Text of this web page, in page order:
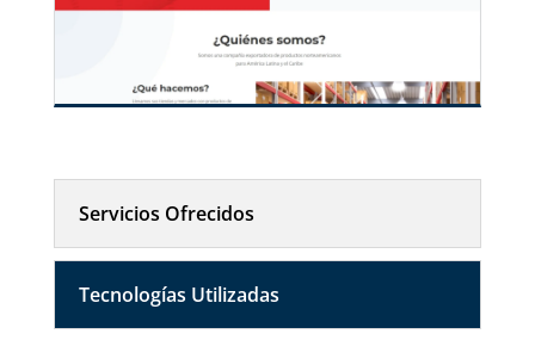
Servicios Ofrecidos
Tecnologías Utilizadas